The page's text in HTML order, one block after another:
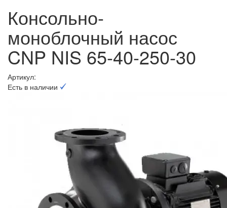
Консольно-
моноблочный насос
CNP NIS 65-40-250-30
Артикул:
Есть в наличии